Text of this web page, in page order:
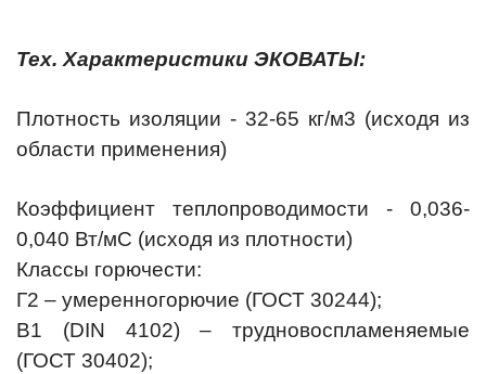
Тех. Характеристики ЭКОВАТЫ:
Плотность изоляции - 32-65 кг/м3 (исходя из
области применения)
Коэффициент теплопроводимости - 0,036-
0,040 Вт/мС (исходя из плотности)
Классы горючести:
Г2 – умеренногорючие (ГОСТ 30244);
В1 (DIN 4102) – трудновоспламеняемые
(ГОСТ 30402);